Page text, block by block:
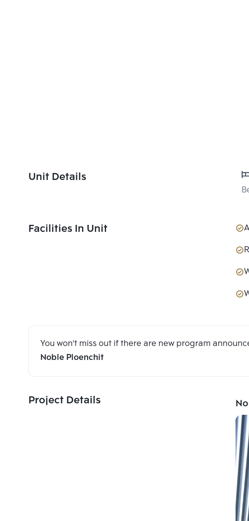
Unit Details
Facilities In Unit
You won't miss out if there are new program
Noble Ploenchit
Project Details